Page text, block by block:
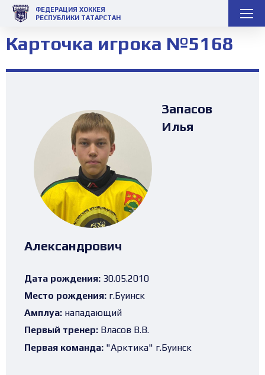
ФЕДЕРАЦИЯ ХОККЕЯ
РЕСПУБЛИКИ ТАТАРСТАН
Карточка игрока №5168
Запасов
Илья
Александрович
Дата рождения: 30.05.2010
Место рождения: г.Буинск
Амплуа: нападающий
Первый тренер: Власов В.В.
Первая команда: "Арктика" г.Буинск